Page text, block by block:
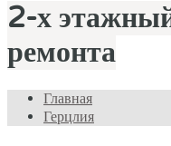
2-х
ремонта
Главная
Герцлия